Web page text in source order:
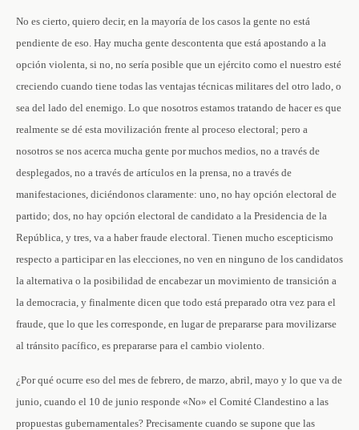
No es cierto, quiero decir, en la mayoría de los casos la gente no está
pendiente de eso. Hay mucha gente descontenta que está apostando a la
opción violenta, si no, no sería posible que un ejército como el nuestro esté
creciendo cuando tiene todas las ventajas técnicas militares del otro lado, o
sea del lado del enemigo. Lo que nosotros estamos tratando de hacer es que
realmente se dé esta movilización frente al proceso electoral; pero a
nosotros se nos acerca mucha gente por muchos medios, no a través de
desplegados, no a través de artículos en la prensa, no a través de
manifestaciones, diciéndonos claramente: uno, no hay opción electoral de
partido; dos, no hay opción electoral de candidato a la Presidencia de la
República, y tres, va a haber fraude electoral. Tienen mucho escepticismo
respecto a participar en las elecciones, no ven en ninguno de los candidatos
la alternativa o la posibilidad de encabezar un movimiento de transición a
la democracia, y finalmente dicen que todo está preparado otra vez para el
fraude, que lo que les corresponde, en lugar de prepararse para movilizarse
al tránsito pacífico, es prepararse para el cambio violento.
¿Por qué ocurre eso del mes de febrero, de marzo, abril, mayo y lo que va de
junio, cuando el 10 de junio responde «No» el Comité Clandestino a las
propuestas gubernamentales? Precisamente cuando se supone que las